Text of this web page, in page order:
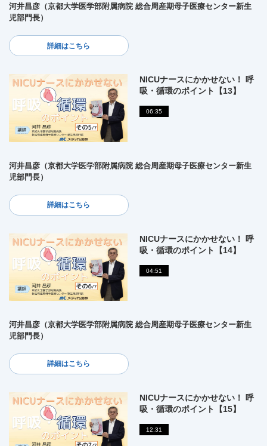
河井昌彦（京都大学医学部附属病院 総合周産期母子医療センター新生
児部門長）
詳細はこちら
NICUナースにかかせない！ 呼
吸・循環のポイント【13】
06:35
河井昌彦（京都大学医学部附属病院 総合周産期母子医療センター新生
児部門長）
詳細はこちら
NICUナースにかかせない！ 呼
吸・循環のポイント【14】
04:51
河井昌彦（京都大学医学部附属病院 総合周産期母子医療センター新生
児部門長）
詳細はこちら
NICUナースにかかせない！ 呼
吸・循環のポイント【15】
12:31